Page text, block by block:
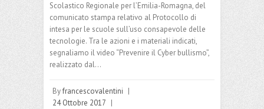
Scolastico Regionale per l’Emilia-Romagna, del
comunicato stampa relativo al Protocollo di
intesa per le scuole sull’uso consapevole delle
tecnologie. Tra le azioni e i materiali indicati,
segnaliamo il video “Prevenire il Cyber bullismo”,
realizzato dal…
Byfrancescovalentini |
24 Ottobre 2017 |